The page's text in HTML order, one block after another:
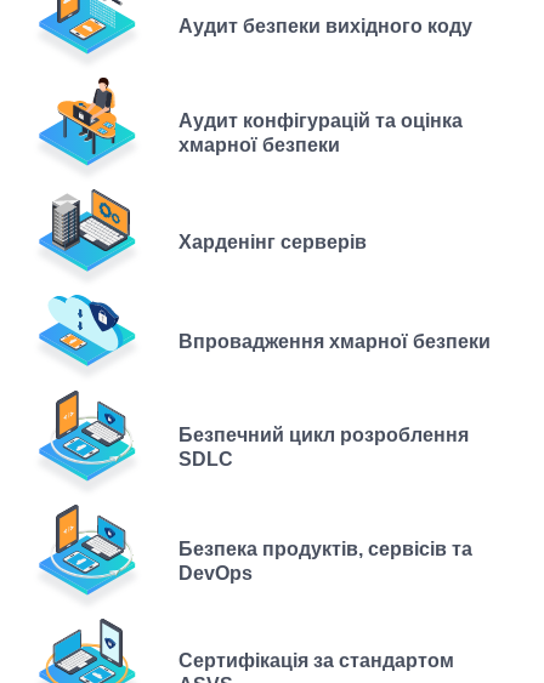
Аудит безпеки вихідного коду
Аудит конфігурацій та оцінка
хмарної безпеки
Харденінг серверів
Впровадження хмарної безпеки
Безпечний цикл розроблення
SDLC
Безпека продуктів, сервісів та
DevOps
Сертифікація за стандартом